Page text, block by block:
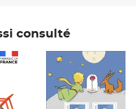
consulté
Prix 7,50€